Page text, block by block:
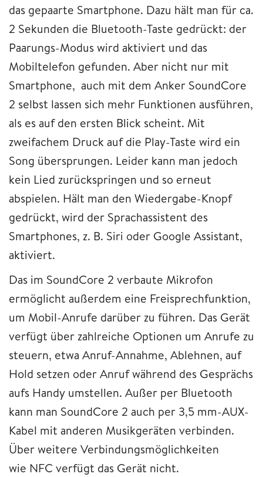
das gepaarte Smartphone. Dazu hält man für ca.
2 Sekunden die Bluetooth-Taste gedrückt: der
Paarungs-Modus wird aktiviert und das
Mobiltelefon gefunden. Aber nicht nur mit
Smartphone, auch mit dem Anker SoundCore
2 selbst lassen sich mehr Funktionen ausführen,
als es auf den ersten Blick scheint. Mit
zweifachem Druck auf die Play-Taste wird ein
Song übersprungen. Leider kann man jedoch
kein Lied zurückspringen und so erneut
abspielen. Hält man den Wiedergabe-Knopf
gedrückt, wird der Sprachassistent des
Smartphones, z. B. Siri oder Google Assistant,
aktiviert.
Das im SoundCore 2 verbaute Mikrofon
ermöglicht außerdem eine Freisprechfunktion,
um Mobil-Anrufe darüber zu führen. Das Gerät
verfügt über zahlreiche Optionen um Anrufe zu
steuern, etwa Anruf-Annahme, Ablehnen, auf
Hold setzen oder Anruf während des Gesprächs
aufs Handy umstellen. Außer per Bluetooth
kann man SoundCore 2 auch per 3,5 mm-AUX-
Kabel mit anderen Musikgeräten verbinden.
Über weitere Verbindungsmöglichkeiten
wie NFC verfügt das Gerät nicht.